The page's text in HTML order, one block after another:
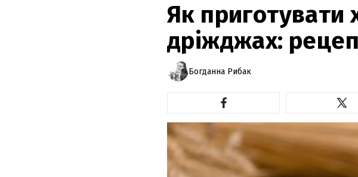
Як приготувати
дріжджах:
Богданна Рибак